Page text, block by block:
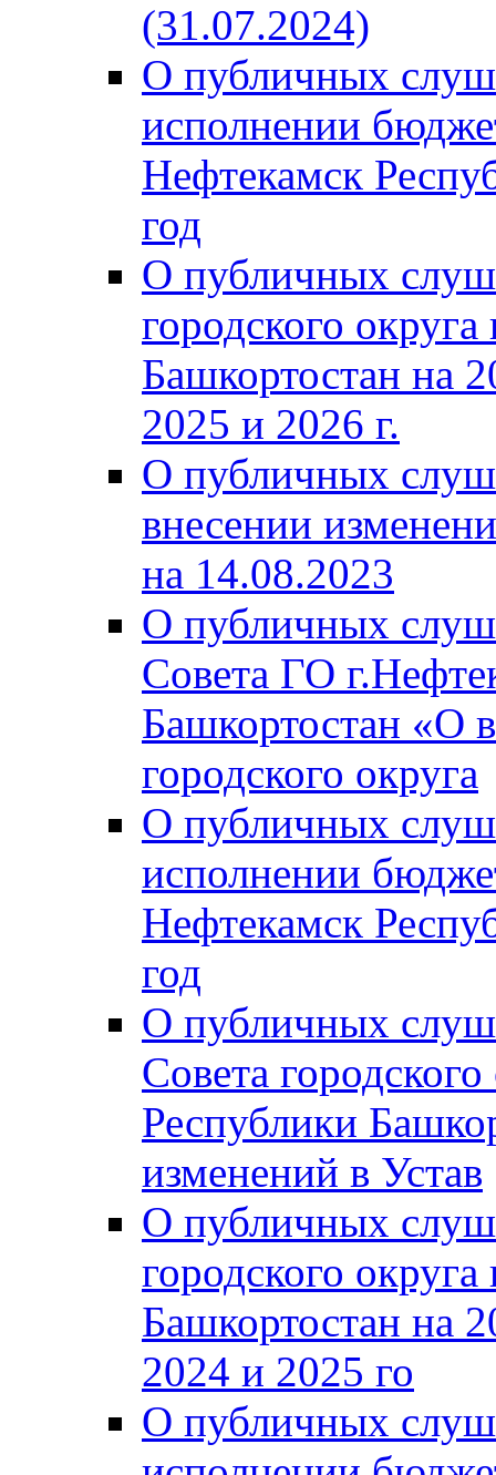
(31.07.2024)
О публичных
исполнении
Нефтекамск
год
О публичных
городского
Башкортостан на
2025 и 2026 г.
О публичных
внесении
на 14.08.2023
О публичных
Совета ГО
Башкортостан «О
городского округа
О публичных
исполнении
Нефтекамск
год
О публичных
Совета
Республики
изменений в Устав
О публичных
городского
Башкортостан на
2024 и 2025 го
О публичных